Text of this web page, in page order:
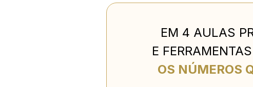
EM 4 AULAS
E
OS NÚMEROS